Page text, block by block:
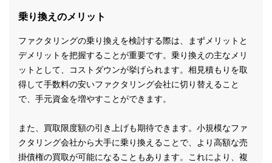
乗り換えのメリット
ファクタリングの乗り換えを検討する際は、まずメリットと
デメリットを把握することが重要です。乗り換えの主なメリ
ットとして、コストダウンが挙げられます。相見積もりを取
得して手数料の安いファクタリング会社に切り替えること
で、手元資金を増やすことができます。
また、買取限度額の引き上げも期待できます。小規模なファ
クタリング会社から大手に乗り換えることで、より高額な売
掛債権の買取が可能になることもあります。これにより、複